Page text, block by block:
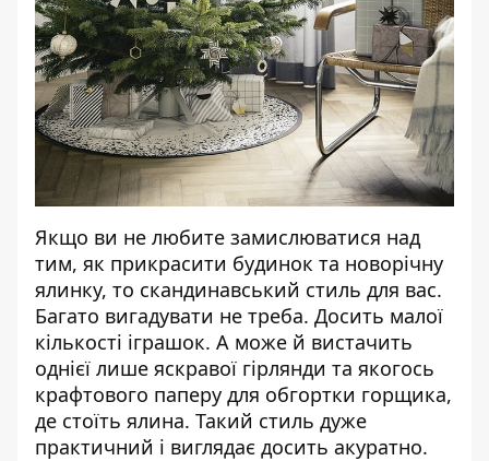
Якщо ви не любите замислюватися над
тим, як прикрасити будинок та новорічну
ялинку, то скандинавський стиль для вас.
Багато вигадувати не треба. Досить малої
кількості іграшок. А може й вистачить
однієї лише яскравої гірлянди та якогось
крафтового паперу для обгортки горщика,
де стоїть ялина. Такий стиль дуже
практичний і виглядає досить акуратно.